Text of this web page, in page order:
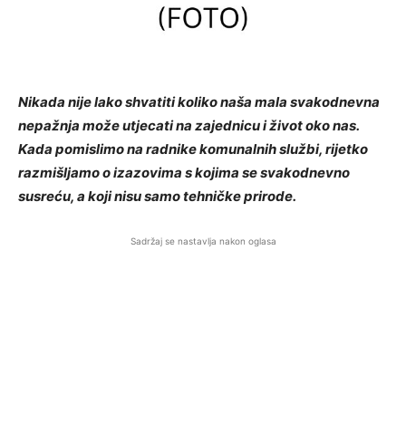
Nikada nije lako shvatiti koliko naša mala svakodnevna
nepažnja može utjecati na zajednicu i život oko nas.
Kada pomislimo na radnike komunalnih službi, rijetko
razmišljamo o izazovima s kojima se svakodnevno
susreću, a koji nisu samo tehničke prirode.
Sadržaj se nastavlja nakon oglasa